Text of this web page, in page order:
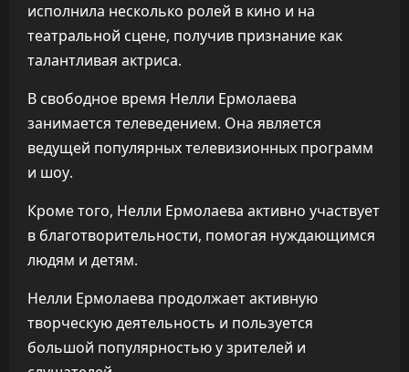
исполнила несколько ролей в кино и на
театральной сцене, получив признание как
талантливая актриса.
В свободное время Нелли Ермолаева
занимается телеведением. Она является
ведущей популярных телевизионных программ
и шоу.
Кроме того, Нелли Ермолаева активно участвует
в благотворительности, помогая нуждающимся
людям и детям.
Нелли Ермолаева продолжает активную
творческую деятельность и пользуется
большой популярностью у зрителей и